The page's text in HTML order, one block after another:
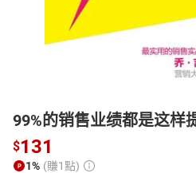
99%的销售业绩都是这样
$131
1% (賺1點)